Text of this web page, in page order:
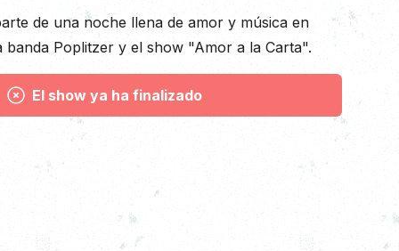
de una noche llena de amor y música en
banda Poplitzer y el show "Amor a la Carta".
El show ya ha finalizado